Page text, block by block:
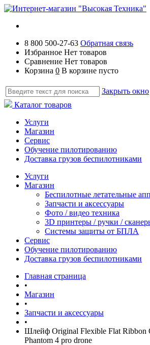
8 800 500-27-63 Обратная связь
Избранное Нет товаров
Сравнение Нет товаров
Корзина 0 В корзине пусто
Закрыть окно
Каталог товаров
Услуги
Магазин
Сервис
Обучение пилотированию
Доставка грузов беспилотниками
Услуги
Магазин
Беспилотные летательные
Запчасти и аксессуары
Фото / видео техника
3D принтеры / ручки /
Системы защиты от БПЛА
Сервис
Обучение пилотированию
Доставка грузов беспилотниками
Главная страница
•
Магазин
•
Запчасти и аксессуары
•
Шлейф Original Flexible Flat Ribbon
Phantom 4 pro drone